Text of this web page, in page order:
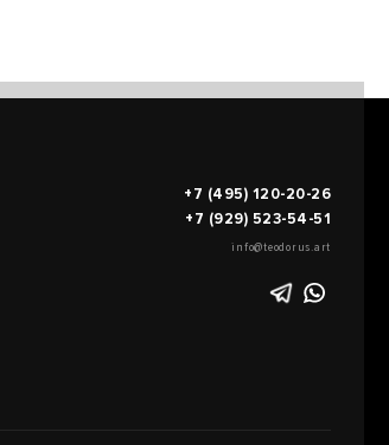
+7 (495) 120-20-26
+7 (929) 523-54-51
info@teodorus.art